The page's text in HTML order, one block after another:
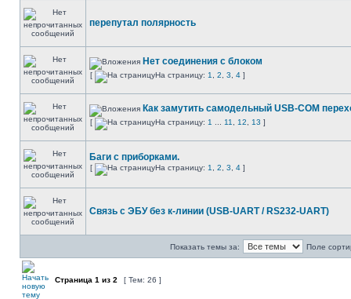
перепутал полярность
Нет соединения с блоком
[ На страницу: 1 2 3 4 ]
Как замутить самодельный USB-COM
[ На страницу: 1 11 12 13 ]
Баги с приборками.
[ На страницу: 1 2 3 4 ]
Связь с ЭБУ без к-линии (USB-UART / RS232-UART)
Показать темы за: Поле
Страница 1 из 2 [ Тем: 26 ]